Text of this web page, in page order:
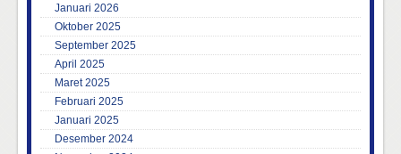
Januari 2026
Oktober 2025
September 2025
April 2025
Maret 2025
Februari 2025
Januari 2025
Desember 2024